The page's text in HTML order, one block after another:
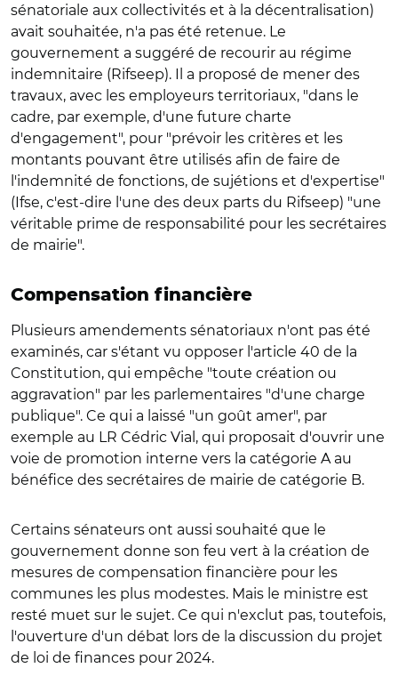
sénatoriale aux collectivités et à la décentralisation)
avait souhaitée, n'a pas été retenue. Le
gouvernement a suggéré de recourir au régime
indemnitaire (Rifseep). Il a proposé de mener des
travaux, avec les employeurs territoriaux, "dans le
cadre, par exemple, d'une future charte
d'engagement", pour "prévoir les critères et les
montants pouvant être utilisés afin de faire de
l'indemnité de fonctions, de sujétions et d'expertise"
(Ifse, c'est-dire l'une des deux parts du Rifseep) "une
véritable prime de responsabilité pour les secrétaires
de mairie".
Compensation financière
Plusieurs amendements sénatoriaux n'ont pas été
examinés, car s'étant vu opposer l'article 40 de la
Constitution, qui empêche "toute création ou
aggravation" par les parlementaires "d'une charge
publique". Ce qui a laissé "un goût amer", par
exemple au LR Cédric Vial, qui proposait d'ouvrir une
voie de promotion interne vers la catégorie A au
bénéfice des secrétaires de mairie de catégorie B.
Certains sénateurs ont aussi souhaité que le
gouvernement donne son feu vert à la création de
mesures de compensation financière pour les
communes les plus modestes. Mais le ministre est
resté muet sur le sujet. Ce qui n'exclut pas, toutefois,
l'ouverture d'un débat lors de la discussion du projet
de loi de finances pour 2024.